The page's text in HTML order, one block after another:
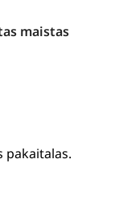
maistas
pakaitalas.